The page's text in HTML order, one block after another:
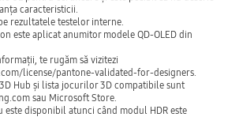
Squire
- Dreams
caracteristicii.
rezultatele testelor interne.
este aplicat anumitor modele QD-OLED din
te rugăm să vizitezi
license/pantone-validated-for-designers.
Hub și lista jocurilor 3D compatibile sunt
sau Microsoft Store.
este disponibil atunci când modul HDR este